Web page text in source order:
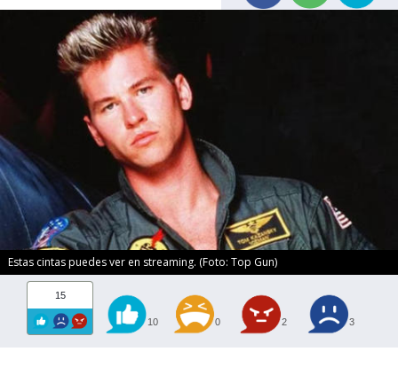
Estas cintas puedes ver en streaming. (Foto: Top Gun)
15
10 0 2 3